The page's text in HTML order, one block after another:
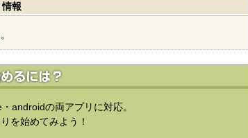
報
androidの両アプリに対応。
を始めてみよう！